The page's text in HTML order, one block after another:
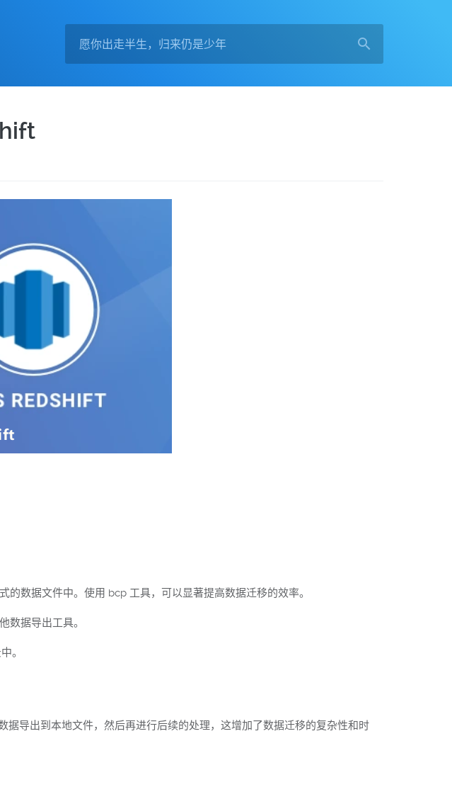
数据文件中。使用 bcp 工具，可以显著提高数据迁移的效率。
数据导出工具。
。
导出到本地文件，然后再进行后续的处理，这增加了数据迁移的复杂性和时